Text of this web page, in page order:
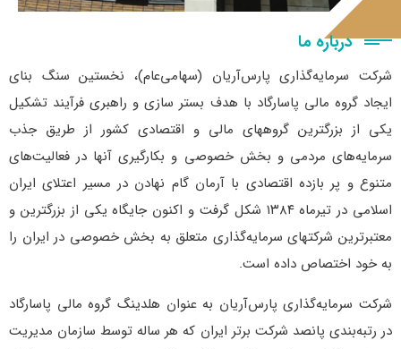
درباره ما
شرکت سرمایه‌گذاری پارس‌آریان (سهامی‌عام)، نخستین سنگ بنای
ایجاد گروه مالی پاسارگاد با هدف بستر سازی و راهبری فرآیند تشکیل
یکی از بزرگترین گروههای مالی و اقتصادی کشور از طریق جذب
سرمایه‌های مردمی و بخش خصوصی و بکارگیری آنها در فعالیت‌های
متنوع و پر بازده اقتصادی با آرمان گام نهادن در مسیر اعتلای ایران
اسلامی در تیرماه ۱۳۸۴ شکل گرفت و اکنون جایگاه یکی از بزرگترین و
معتبرترین شرکت­های سرمایه‌گذاری متعلق به بخش خصوصی در ایران را
به خود اختصاص داده است.
شرکت سرمایه‌گذاری پارس‌آریان به عنوان هلدینگ گروه مالی پاسارگاد
در رتبه‌بندی پانصد شرکت برتر ایران که هر ساله توسط سازمان مدیریت